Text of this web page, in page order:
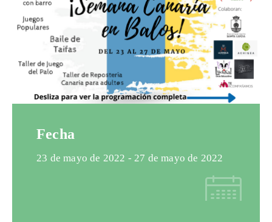
Fecha
23 de mayo de 2022 - 27 de mayo de 2022